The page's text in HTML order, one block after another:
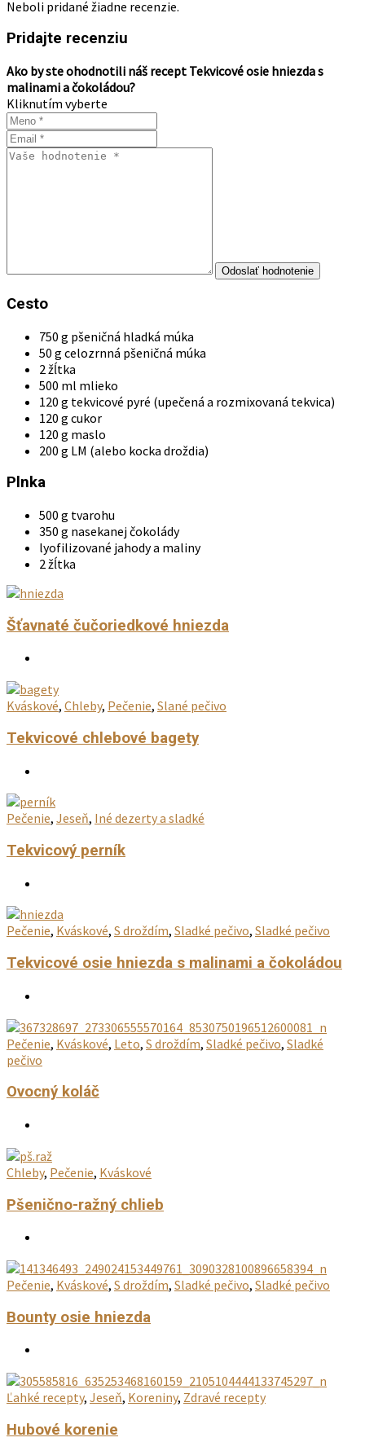
Neboli pridané žiadne recenzie.
Pridajte recenziu
Ako by ste ohodnotili náš recept Tekvicové osie hniezda s
malinami a čokoládou?
Kliknutím vyberte
Cesto
750 g pšeničná hladká múka
50 g celozrnná pšeničná múka
2 žĺtka
500 ml mlieko
120 g tekvicové pyré (upečená a rozmixovaná tekvica)
120 g cukor
120 g maslo
200 g LM (alebo kocka droždia)
Plnka
500 g tvarohu
350 g nasekanej čokolády
lyofilizované jahody a maliny
2 žĺtka
Šťavnaté čučoriedkové hniezda
Kváskové, Chleby, Pečenie, Slané pečivo
Tekvicové chlebové bagety
Pečenie, Jeseň, Iné dezerty a sladké
Tekvicový perník
Pečenie, Kváskové, S droždím, Sladké pečivo, Sladké pečivo
Tekvicové osie hniezda s malinami a čokoládou
Pečenie, Kváskové, Leto, S droždím, Sladké pečivo, Sladké
pečivo
Ovocný koláč
Chleby, Pečenie, Kváskové
Pšenično-ražný chlieb
Pečenie, Kváskové, S droždím, Sladké pečivo, Sladké pečivo
Bounty osie hniezda
Ľahké recepty, Jeseň, Koreniny, Zdravé recepty
Hubové korenie